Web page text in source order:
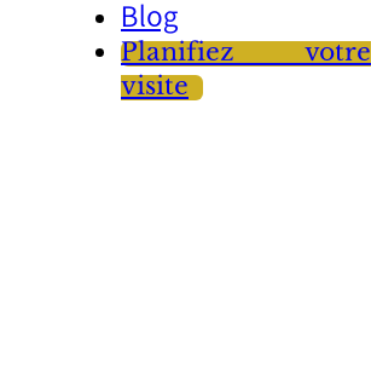
Blog
Planifiez votre
visite